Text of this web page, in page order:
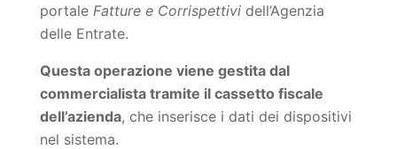
portale Fatture e Corrispettividell’Agenzia
delle Entrate.
Questa operazione viene gestita dal
commercialista tramite il cassetto fiscale
dell’azienda, che inserisce i dati dei dispositivi
nel sistema.